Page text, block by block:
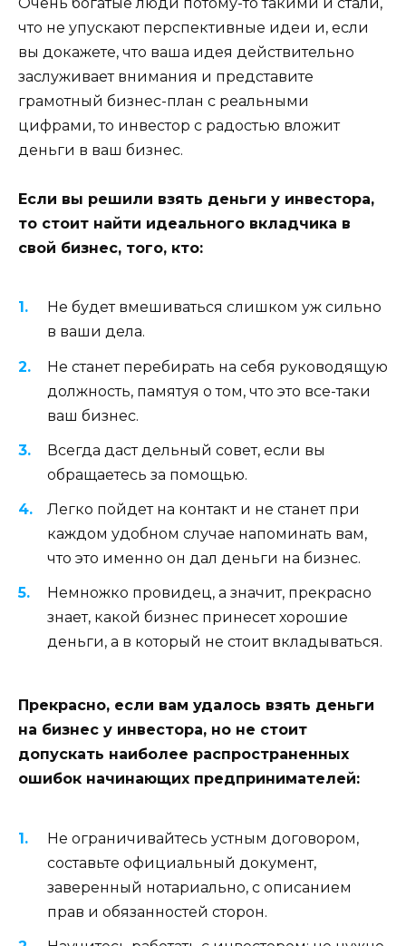
что не упускают перспективные идеи и, если
вы докажете, что ваша идея действительно
заслуживает внимания и представите
грамотный бизнес-план с реальными
цифрами, то инвестор с радостью вложит
деньги в ваш бизнес.
Если вы решили взять деньги у инвестора,
то стоит найти идеального вкладчика в
свой бизнес, того, кто:
Не будет вмешиваться слишком уж сильно
в ваши дела.
Не станет перебирать на себя руководящую
должность, памятуя о том, что это все-таки
ваш бизнес.
Всегда даст дельный совет, если вы
обращаетесь за помощью.
Легко пойдет на контакт и не станет при
каждом удобном случае напоминать вам,
что это именно он дал деньги на бизнес.
Немножко провидец, а значит, прекрасно
знает, какой бизнес принесет хорошие
деньги, а в который не стоит вкладываться.
Прекрасно, если вам удалось взять деньги
на бизнес у инвестора, но не стоит
допускать наиболее распространенных
ошибок начинающих предпринимателей:
Не ограничивайтесь устным договором,
составьте официальный документ,
заверенный нотариально, с описанием
прав и обязанностей сторон.